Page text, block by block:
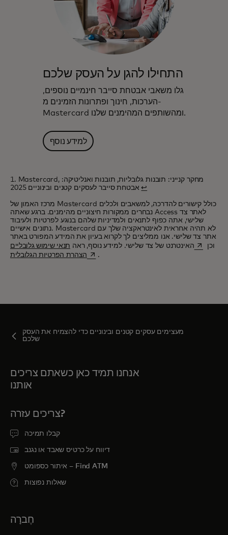
התחילו להגן על העסק שלכם
גלו משאבי אבטחת סייבר חינמיים נוספים,
הערכות, חינוך ופתרונות הזמינים מ-
Mastercard ומהשותפים המהימנים שלנו.
למידע נוסף
1. Mastercard, מחקר קנייני: תובנות גלובליות, תובנות ואנליטיקה:
אבטחת סייבר לעסקים קטנים ובינוניים 2025↩
מרכז האמון של Mastercard כולל קישורים להדרכה, למשאבים ולכלים
נבחרים ממקורות חיצוניים מהימנים. ברגע שאתה Access לאתר צד
שלישי, אתה כפוף לתנאים ולמדיניות שלהם בנוגע לפרטיות ולעיבוד
נתונים אישיים. Mastercard לא תהיה אחראית לאינטראקציה שלך עם
אתר צד שלישי. אנו ממליצים לך לקרוא בעיון את המידע המפורט באתר
האינטרנט של צד שלישי. למידע נוסף, ראה תנאי שימוש גלובליים opens in
וכן
הצהרת הפרטיות הגלובליתopens in a new tab
.
מעצימים עסקים קטנים ובינוניים כדי להצמיח את העסק
שלכם
אנחנו תמיד כאן כשאתם צריכים
אותנו
צריכים עזרה?
קבלו תמיכה
דיווח על כרטיס שאבד או נגנב
איתור כספומט – Find ATM
שאלות נפוצות
חֶברָה